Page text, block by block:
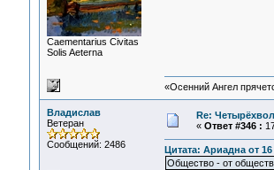
Сaementarius Civitas
Solis Aeterna
«Осенний Ангел
Владислав
Ветеран
Сообщений: 2486
Re:
« Ответ #346 :
Цитата: Ариадна от
Общество - от